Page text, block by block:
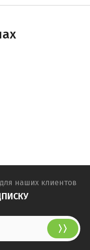
наших клиентов